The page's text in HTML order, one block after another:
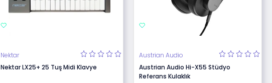
Nektar
Nektar LX25+ 25 Tuş Midi Klavye
Austrian Audio
Austrian Audio Hi-X55 Stüdyo
Referans Kulaklık